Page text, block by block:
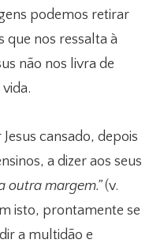
podemos retirar
que nos ressalta à
não nos livra de
cansado, depois
a dizer aos seus
outra margem.”(v.
isto, prontamente se
a multidão e